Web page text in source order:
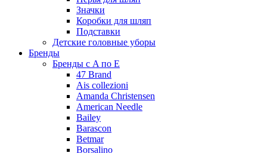
Значки
Коробки для шляп
Подставки
Детские головные уборы
Бренды
Бренды с A по E
47 Brand
Ais collezioni
Amanda Christensen
American Needle
Bailey
Barascon
Betmar
Borsalino